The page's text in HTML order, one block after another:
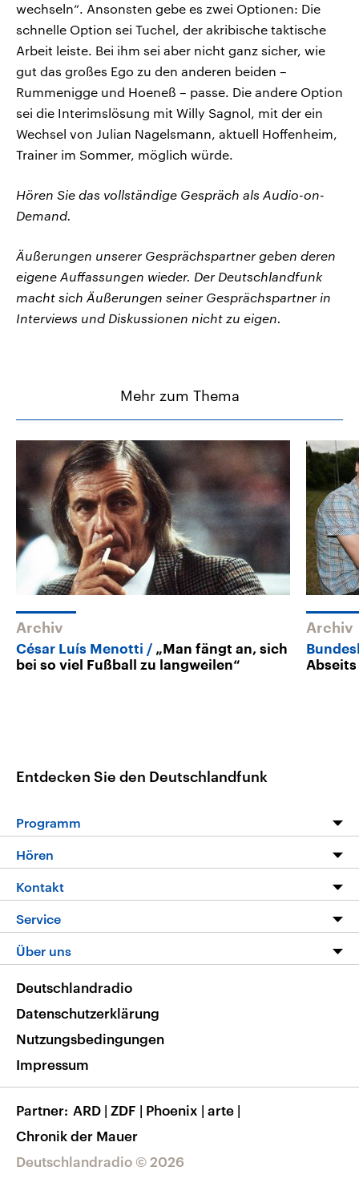
wechseln“. Ansonsten gebe es zwei Optionen: Die
schnelle Option sei Tuchel, der akribische taktische
Arbeit leiste. Bei ihm sei aber nicht ganz sicher, wie
gut das großes Ego zu den anderen beiden –
Rummenigge und Hoeneß – passe. Die andere Option
sei die Interimslösung mit Willy Sagnol, mit der ein
Wechsel von Julian Nagelsmann, aktuell Hoffenheim,
Trainer im Sommer, möglich würde.
Hören Sie das vollständige Gespräch als Audio-on-
Demand.
Äußerungen unserer Gesprächspartner geben deren
eigene Auffassungen wieder. Der Deutschlandfunk
macht sich Äußerungen seiner Gesprächspartner in
Interviews und Diskussionen nicht zu eigen.
Mehr zum Thema
Archiv
César Luís Menotti
„Man fängt an, sich
bei so viel Fußball zu langweilen“
Archiv
Entdecken Sie den Deutschlandfunk
Programm
Programm
Die Nachrichten
Nachrichtenleicht
Neue Beiträge auf dlf.de
Hören
Livestream
Podcasts
Deutschlandfunk App
Nachrichten App
Frequenzen
Kontakt
Hörerservice
Service
FAQ
Veranstaltungen
Musikliste
RSS
Über uns
Barrierefreiheit
Deutschlandradio © 2026
Deutschlandradio
Datenschutzerklärung
Nutzungsbedingungen
Impressum
Partner ARD | ZDF | Phoenix | arte |
Chronik der Mauer